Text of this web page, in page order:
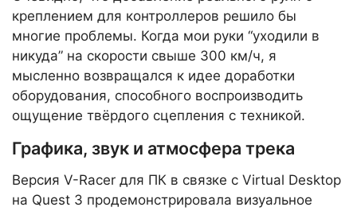
креплением для контроллеров решило бы
многие проблемы. Когда мои руки “уходили в
никуда” на скорости свыше 300 км/ч, я
мысленно возвращался к идее доработки
оборудования, способного воспроизводить
ощущение твёрдого сцепления с техникой.
Графика, звук и атмосфера трека
Версия V-Racer для ПК в связке с Virtual Desktop
на Quest 3 продемонстрировала визуальное